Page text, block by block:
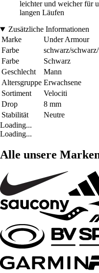
leichter und weicher für
langen Läufen
Zusätzliche Informationen
Marke
Under Armour
Farbe
schwarz/
Farbe
Schwarz
Geschlecht
Mann
Altersgruppe Erwachsene
Sortiment
Velociti
Drop
8 mm
Stabilität
Neutre
Loading...
Loading...
Alle unsere